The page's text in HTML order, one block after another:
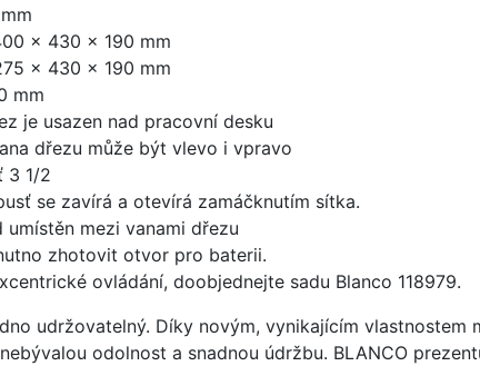
x 430 x 190 mm
x 430 x 190 mm
mm
je usazen nad pracovní desku
dřezu může být vlevo i vpravo
3 1/2
se zavírá a otevírá zamáčknutím sítka.
umístěn mezi vanami dřezu
zhotovit otvor pro baterii.
ovládání, doobjednejte sadu Blanco 118979.
udržovatelný. Díky novým, vynikajícím vlastnostem
odolnost a snadnou údržbu. BLANCO